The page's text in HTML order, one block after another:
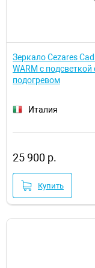
Зеркало Cezares
WARM с
подогревом
Италия
25 900 р.
Купить